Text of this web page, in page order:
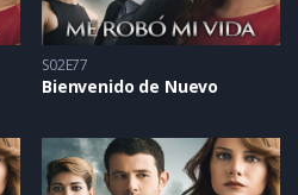
S02E77
Bienvenido de Nuevo